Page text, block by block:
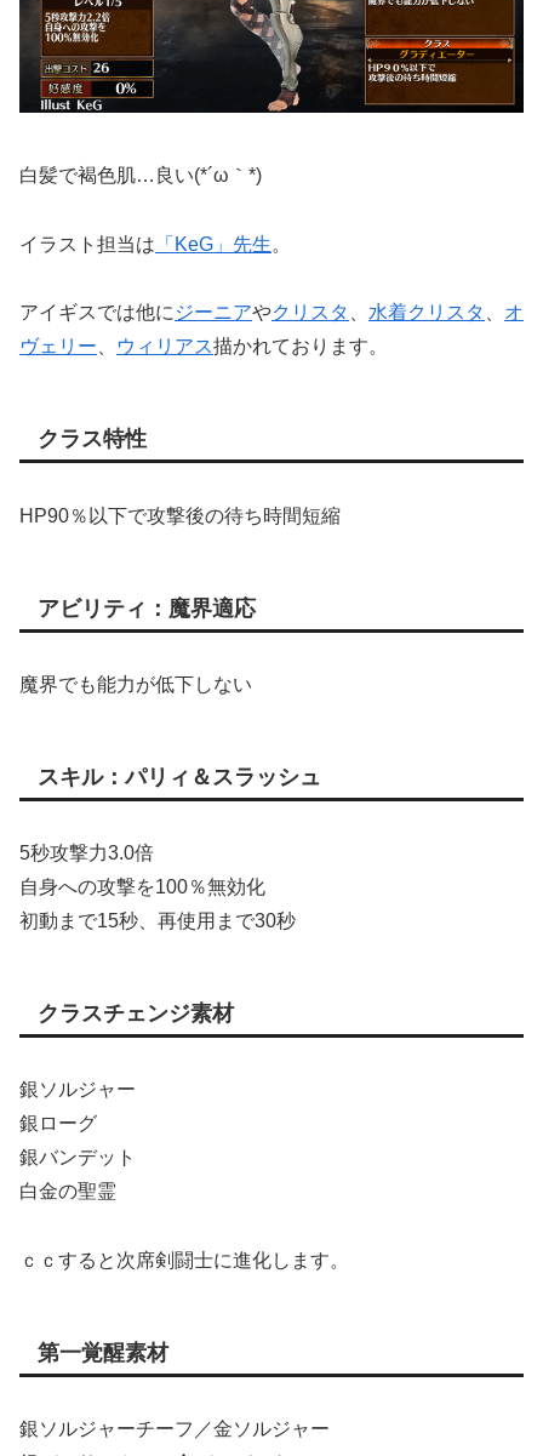
白髪で褐色肌…良い(*´ω｀*)
イラスト担当は 「KeG」先生。
アイギスでは他に ジーニアやクリスタ 水着クリスタ
オ
ヴェリー
ウィリアス描かれております。
クラス特性
HP90％以下で攻撃後の待ち時間短縮
アビリティ：魔界適応
魔界でも能力が低下しない
スキル：パリィ＆スラッシュ
5秒攻撃力3.0倍
自身への攻撃を100％無効化
初動まで15秒、再使用まで30秒
クラスチェンジ素材
銀ソルジャー
銀ローグ
銀バンデット
白金の聖霊
ｃｃすると次席剣闘士に進化します。
第一覚醒素材
銀ソルジャーチーフ／金ソルジャー